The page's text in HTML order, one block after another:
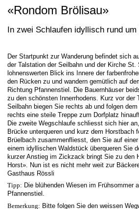
«Rondom Brölisau»
In zwei Schlaufen idyllisch rund um
Der Startpunkt zur Wanderung befindet sich
der Talstation der Seilbahn und der Kirche St.
lohnenswerten Blick ins Innere der
den Rücken zu und wandern gemütlich auf
Richtung Pfannenstiel. Die Bauernhäuser
zu den schönsten Innerrhodens. Kurz vor der
Seilbahn biegen Sie rechts ab und folgen
rechts eine steile Treppe zum Dorfplatz
Die zweite Wegschlaufe schliesst sich hier
Brücke unterqueren und kurz dem Horstbach
Brüelbach zusammenfliesst, den Sie auf
einem idyllischen Waldstück überqueren Sie
kurzer Anstieg im Zickzack bringt Sie zu den
Horst». Nun ist es nicht mehr weit zur
Gasthaus Rössli
Tipp: Die blühenden Wiesen im Frühsommer
Pfannenstiel.
Bemerkung: Bitte folgen Sie den weissen